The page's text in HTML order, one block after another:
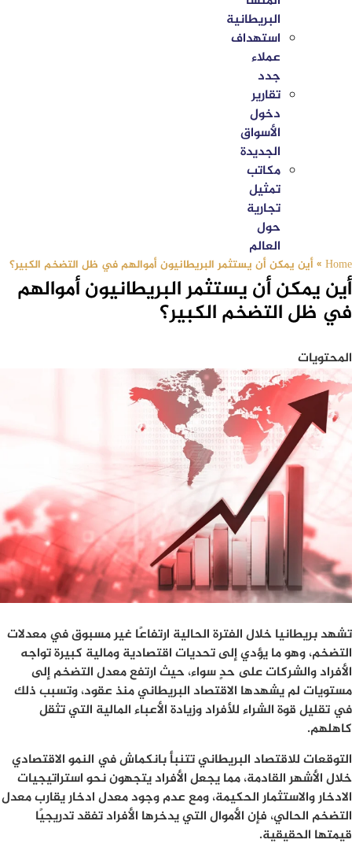
البريطانية
استهداف
عملاء
جدد
تقارير
دخول
الأسواق
الجديدة
مكاتب
تمثيل
تجارية
حول
العالم
Home
»أين يمكن أن يستثمر البريطانيون أموالهم في ظل التضخم الكبير؟
أين يمكن أن يستثمر البريطانيون أموالهم
في ظل التضخم الكبير؟
المحتويات
تشهد بريطانيا خلال الفترة الحالية ارتفاعًا غير مسبوق في معدلات
التضخم، وهو ما يؤدي إلى تحديات اقتصادية ومالية كبيرة تواجه
الأفراد والشركات على حدٍ سواء، حيث ارتفع معدل التضخم إلى
مستويات لم يشهدها الاقتصاد البريطاني منذ عقود، وتسبب ذلك
في تقليل قوة الشراء للأفراد وزيادة الأعباء المالية التي تثقل
كاهلهم.
التوقعات للاقتصاد البريطاني تتنبأ بانكماش في النمو الاقتصادي
خلال الأشهر القادمة، مما يجعل الأفراد يتجهون نحو استراتيجيات
الادخار والاستثمار الحكيمة، ومع عدم وجود معدل ادخار يقارب معدل
التضخم الحالي، فإن الأموال التي يدخرها الأفراد تفقد تدريجيًا
قيمتها الحقيقية.